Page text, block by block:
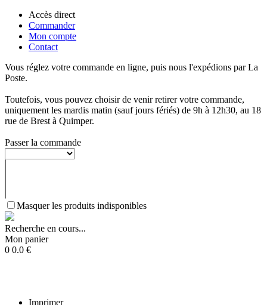
Accès direct
Commander
Mon compte
Contact
Vous réglez votre commande en ligne, puis nous l'expédions par La
Poste.
Toutefois, vous pouvez choisir de venir retirer votre commande,
uniquement les mardis matin (sauf jours fériés) de 9h à 12h30, au 18
rue de Brest à Quimper.
Passer la commande
Masquer les produits indisponibles
Recherche en cours...
Mon panier
0 0.0 €
Imprimer